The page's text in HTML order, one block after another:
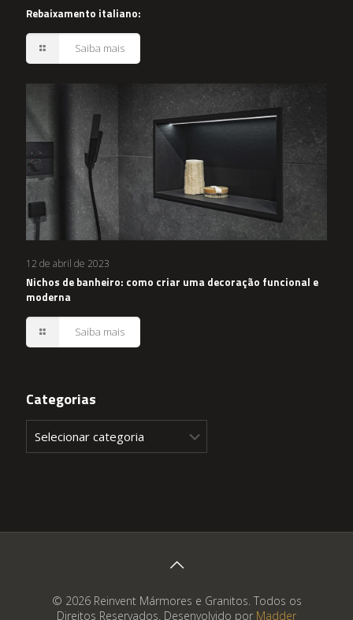
Rebaixamento italiano:
Saiba mais
12 de abril de 2023
Nichos de banheiro: como criar uma decoração funcional e
moderna
Saiba mais
Categorias
© 2026 Reinvent Mármores e Granitos. Todos os
Direitos Reservados. Desenvolvido por Madder